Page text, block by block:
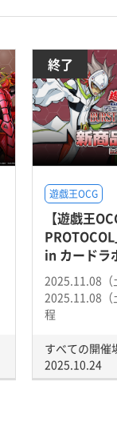
終了
遊戯王OCG
【遊戯王
in カードラ
2025.11.08（
2025.11.08（
程
すべての開催
2025.10.24